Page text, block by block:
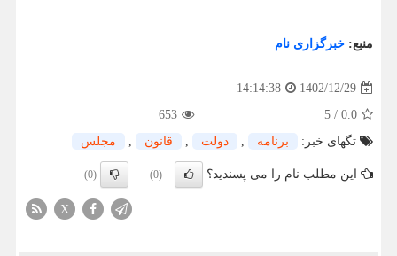
منبع: خبرگزاری نام
1402/12/29
14:14:38
0.0
/
5
653
تگهای خبر:
برنامه , دولت , قانون , مجلس
این مطلب نام را می پسندید؟ (0)
(0)
X